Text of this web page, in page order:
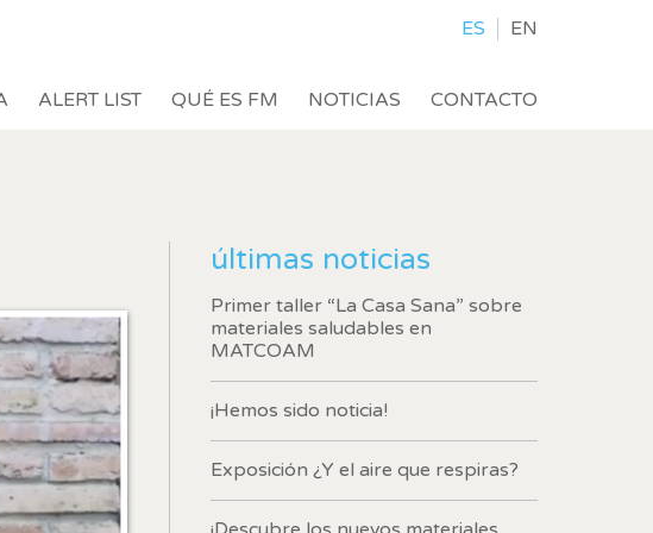
ES EN
ALERT LIST QUÉ ES FM NOTICIAS CONTACTO
últimas noticias
Primer taller “La Casa Sana” sobre
materiales saludables en
MATCOAM
¡Hemos sido noticia!
Exposición ¿Y el aire que respiras?
con la finalidad de
de la
su navegador
duro, aunque
de navegación